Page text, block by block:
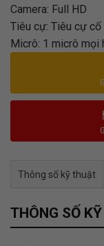
Camera: Full HD
Tiêu cự: Tiêu cự cố
Micrô: 1 micrô
Thông số kỹ thuật
Tư vấn & bán hàng
THÔNG SỐ